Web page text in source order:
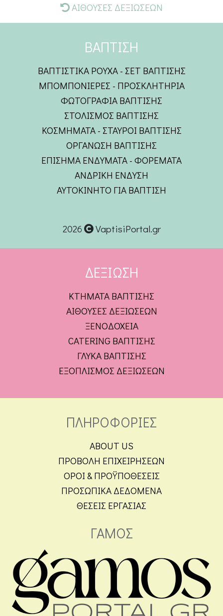
ΑΙΘΟΥΣΕΣ ΔΕΞΙΩΣΕΩΝ
ΒΑΠΤΙΣΗ
ΒΑΠΤΙΣΤΙΚΑ ΡΟΥΧΑ - ΣΕΤ ΒΑΠΤΙΣΗΣ
ΜΠΟΜΠΟΝΙΕΡΕΣ - ΠΡΟΣΚΛΗΤΗΡΙΑ
ΦΩΤΟΓΡΑΦΙΑ ΒΑΠΤΙΣΗΣ
ΣΤΟΛΙΣΜΟΣ ΒΑΠΤΙΣΗΣ
ΚΟΣΜΗΜΑΤΑ - ΣΤΑΥΡΟΙ ΒΑΠΤΙΣΗΣ
ΟΡΓΑΝΩΣΗ ΒΑΠΤΙΣΗΣ
ΕΠΙΣΗΜΑ ΕΝΔΥΜΑΤΑ - ΦΟΡΕΜΑΤΑ
ΑΝΔΡΙΚΗ ΕΝΔΥΣΗ
ΑΥΤΟΚΙΝΗΤΟ ΓΙΑ ΒΑΠΤΙΣΗ
2026 VaptisiPortal.gr
ΔΕΞΙΩΣΗ
ΚΤΗΜΑΤΑ ΒΑΠΤΙΣΗΣ
ΑΙΘΟΥΣΕΣ ΔΕΞΙΩΣΕΩΝ
ΞΕΝΟΔΟΧΕΙΑ
CATERING ΒΑΠΤΙΣΗΣ
ΓΛΥΚΑ ΒΑΠΤΙΣΗΣ
ΕΞΟΠΛΙΣΜΟΣ ΔΕΞΙΩΣΕΩΝ
ΠΛΗΡΟΦΟΡΙΕΣ
ABOUT US
ΠΡΟΒΟΛΗ ΕΠΙΧΕΙΡΗΣΕΩΝ
ΟΡΟΙ & ΠΡΟΫΠΟΘΕΣΕΙΣ
ΠΡΟΣΩΠΙΚΑ ΔΕΔΟΜΕΝΑ
ΘΕΣΕΙΣ ΕΡΓΑΣΙΑΣ
ΓΑΜΟΣ